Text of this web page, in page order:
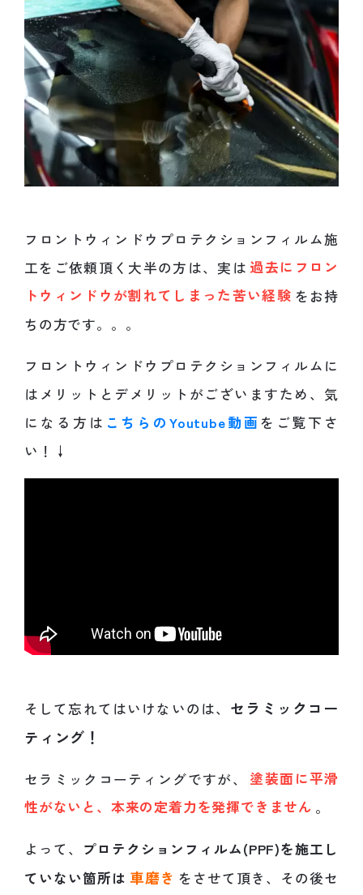
フロントウィンドウプロテクションフィルム施
工をご依頼頂く大半の方は、実は 過去にフロン
トウィンドウが割れてしまった苦い経験 をお持
ちの方です。。。
フロントウィンドウプロテクションフィルムに
はメリットとデメリットがございますため、気
になる方は こちらのYoutube動画 をご覧下さ
い！↓
そして忘れてはいけないのは、 セラミックコー
ティング！
セラミックコーティングですが、
塗装面に平滑
性がないと、本来の定着力を発揮できません 。
よって、 プロテクションフィルム(PPF)を施工し
ていない箇所は 車磨き をさせて頂き、その後セ